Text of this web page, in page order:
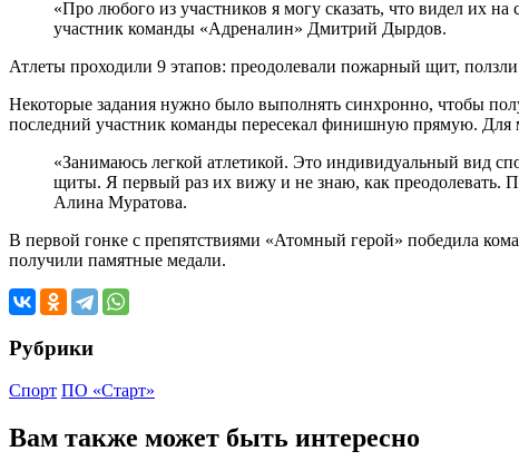
«Про любого из участников я могу сказать, что видел их
участник команды «Адреналин» Дмитрий Дырдов.
Атлеты проходили 9 этапов: преодолевали пожарный щит,
Некоторые задания нужно было выполнять синхронно, чтобы
последний участник команды пересекал финишную прямую. Для
«Занимаюсь легкой атлетикой. Это индивидуальный вид
щиты. Я первый раз их вижу и не знаю, как преодолевать.
Алина Муратова.
В первой гонке с препятствиями «Атомный герой» победила
получили памятные медали.
Рубрики
Спорт ПО «Старт»
Вам также может быть интересно